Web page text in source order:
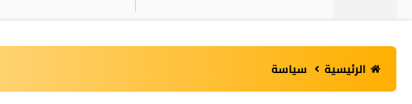
الرئيسية سياسة